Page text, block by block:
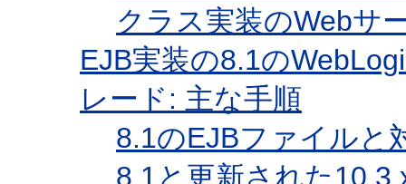
クラス実装のWebサ
EJB実装の8.1の
レード: 主な手順
8.1のEJBファイルと
8.1と更新された